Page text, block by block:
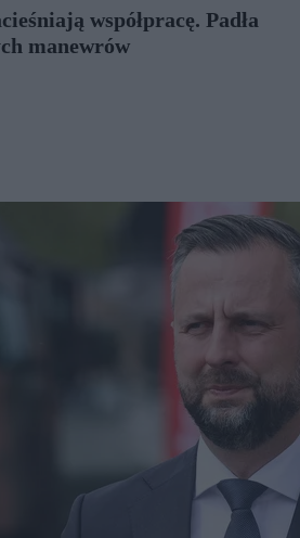
współpracę. Padła
manewrów